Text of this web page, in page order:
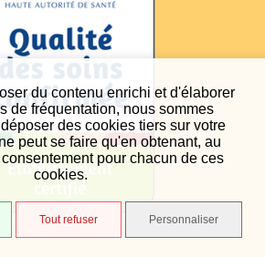
du contenu enrichi et d'élaborer
de fréquentation, nous sommes
des cookies tiers sur votre
peut se faire qu'en obtenant, au
pour chacun de ces
cookies.
Tout refuser Personnaliser